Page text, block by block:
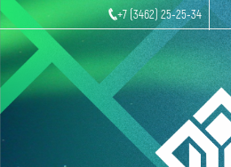
+7 (3462) 25-25-34